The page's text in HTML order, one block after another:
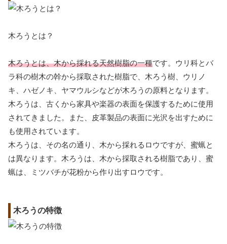
木ろうとは？
木ろうとは、木から採れる天然樹脂の一種です。ウリ科とバ
ラ科の樹木の幹から採取された樹脂で、木ろう樹、ウリノ
キ、ハゼノキ、ヤマウルシなどが木ろうの原料となります。
木ろうは、古くから家具や楽器の表面を保護するために使用
されてきました。また、皮革製品の表面に光沢を出すために
も使用されています。
木ろうは、その名の通り、木から採れるロウですが、蜜蝋と
は異なります。木ろうは、木から採取される樹脂であり、蜜
蝋は、ミツバチが花粉から作り出すロウです。
木ろうの特徴